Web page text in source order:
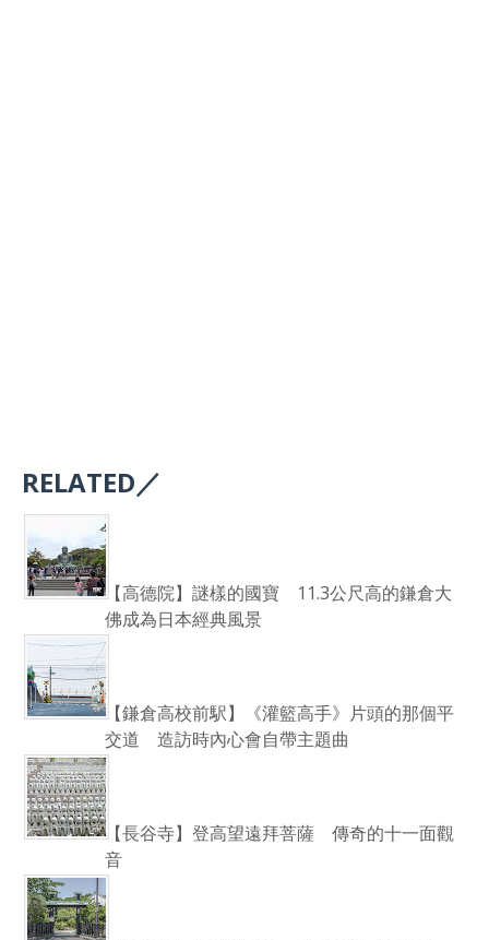
RELATED／
【高德院】謎樣的國寶 11.3公尺高的鎌倉大
佛成為日本經典風景
【鎌倉高校前駅】《灌籃高手》片頭的那個平
交道 造訪時內心會自帶主題曲
【長谷寺】登高望遠拜菩薩 傳奇的十一面觀
音